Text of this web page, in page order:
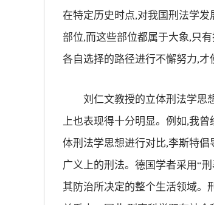
在特定历史时点,对我国刑法学
部位,而这些部位都属于大象,只
各自选择的路径进行不懈努力,才
刘仁文教授的立体刑法学思想
上也表现得十分明显。例如,我
体刑法学思想进行对比,李斯特
广义上的刑法。德国学者采用“
其防治所决定的整个生活领域。